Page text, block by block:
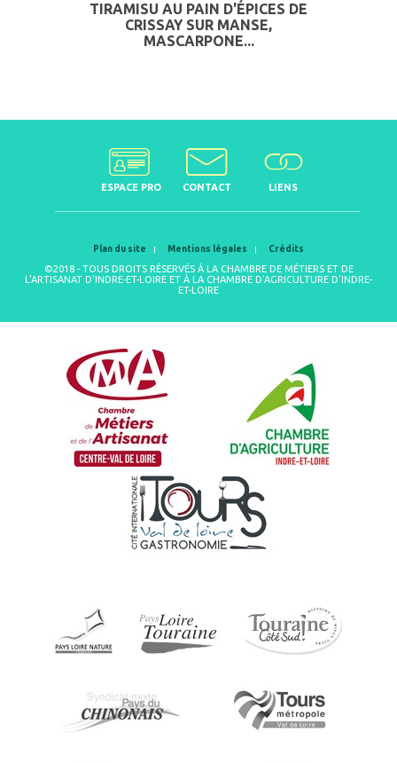
TIRAMISU AU PAIN D'ÉPICES DE
CRISSAY SUR MANSE,
MASCARPONE...
ESPACE PRO CONTACT LIENS
Plan du site Mentions légales Crédits
©2018 - TOUS DROITS RÉSERVÉS À LA CHAMBRE DE MÉTIERS ET DE
L'ARTISANAT D'INDRE-ET-LOIRE ET À LA CHAMBRE D'AGRICULTURE D'INDRE-
ET-LOIRE